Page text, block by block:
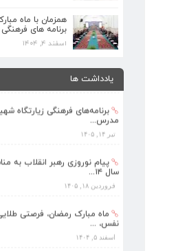
همزمان با ماه
برنامه های
اسفند ۴, ۱۴۰۴
یادداشت ها
فرهنگی و...
اسفند ۴, ۱۴۰۴
تابستا...
مرداد ۱۰, ۱۴۰۵
برنامه‌های فرهنگی زیارتگاه
مدرس...
پیام نوروزی رهبر انقلاب به
سال ۱۴...
فروردین ۱۸, ۱۴۰۵
ماه مبارک رمضان، فرصتی
نفس، ...
اسفند ۵, ۱۴۰۴